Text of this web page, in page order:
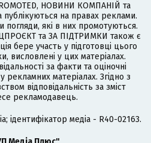
НОВИНИ КОМПАНІЙ та
на правах реклами.
погляди, які в них промотуються.
та ЗА ПІДТРИМКИ також є
бере участь у підготовці цього
висловлені у цих матеріалах.
за факти та оціночні
матеріалах. Згідно з
відповідальність за зміст
рекламодавець.
ідентифікатор медіа - R40-02163.